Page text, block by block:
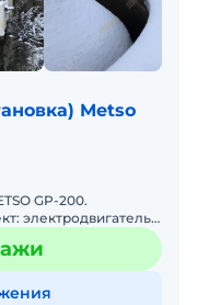
Metso
GP-200.
электродвигатель,